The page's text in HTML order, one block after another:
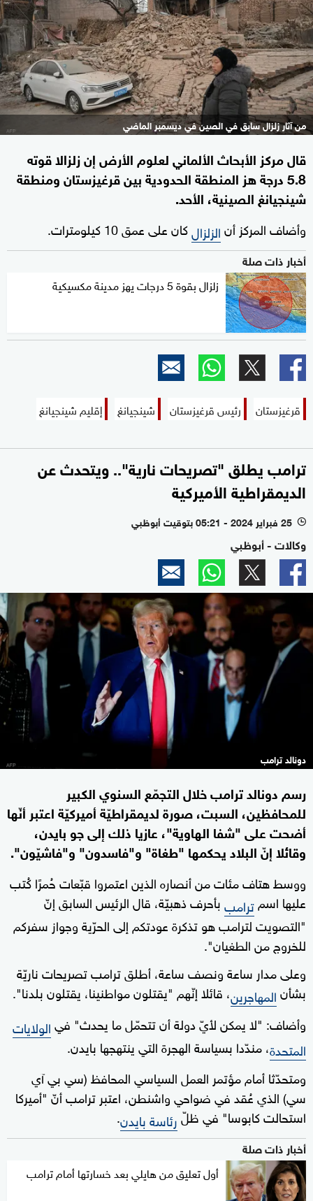
من آثار زلزال سابق في الصين في ديسمبر الماضي
قال مركز الأبحاث الألماني لعلوم الأرض إن زلزالا قوته
5.8 درجة هز المنطقة الحدودية بين قرغيزستان ومنطقة
شينجيانغ الصينية، الأحد.
وأضاف المركز أنالزلزالكان على عمق 10 كيلومترات.
أخبار ذات صلة
زلزال بقوة 5 درجات يهز مدينة مكسيكية
قرغيزستان رئيس قرغيزستان شينجيانغ إقليم شينجيانغ
ترامب يطلق "تصريحات نارية".. ويتحدث عن
الديمقراطية الأميركية
l 25 فبراير 2024 - 05:21 بتوقيت أبوظبي
وكالات - أبوظبي
دونالد ترامب
رسم دونالد ترامب خلال التجمّع السنوي الكبير
للمحافظين، السبت، صورة لديمقراطيّة أميركيّة اعتبر أنّها
أضحت على "شفا الهاوية"، عازيا ذلك إلى جو بايدن،
وقائلا إنّ البلاد يحكمها "طغاة" و"فاسدون" و"فاشيّون".
ووسط هتاف مئات من أنصاره الذين اعتمروا قبّعات حُمرًا كُتب
عليها اسمترامببأحرف ذهبيّة، قال الرئيس السابق إنّ
"التصويت لترامب هو تذكرة عودتكم إلى الحرّية وجواز سفركم
للخروج من الطغيان".
وعلى مدار ساعة ونصف ساعة، أطلق ترامب تصريحات ناريّة
بشأنالمهاجرين، قائلا إنّهم "يقتلون مواطنينا، يقتلون بلدنا".
وأضاف: "لا يمكن لأيّ دولة أن تتحمّل ما يحدث" فيالولايات
المتحدة، مندّدا بسياسة الهجرة التي ينتهجها بايدن.
ومتحدّثا أمام مؤتمر العمل السياسي المحافظ (سي بي آي
سي) الذي عُقد في ضواحي واشنطن، اعتبر ترامب أنّ "أميركا
استحالت كابوسا" في ظلّرئاسة بايدن.
أخبار ذات صلة
أول تعليق من هايلي بعد خسارتها أمام ترامب